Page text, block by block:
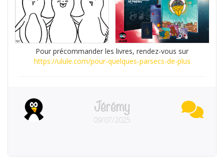
Pour précommander les livres, rendez-vous sur
https://ulule.com/pour-quelques-parsecs-de-plus
Jérémy
09/07/2025